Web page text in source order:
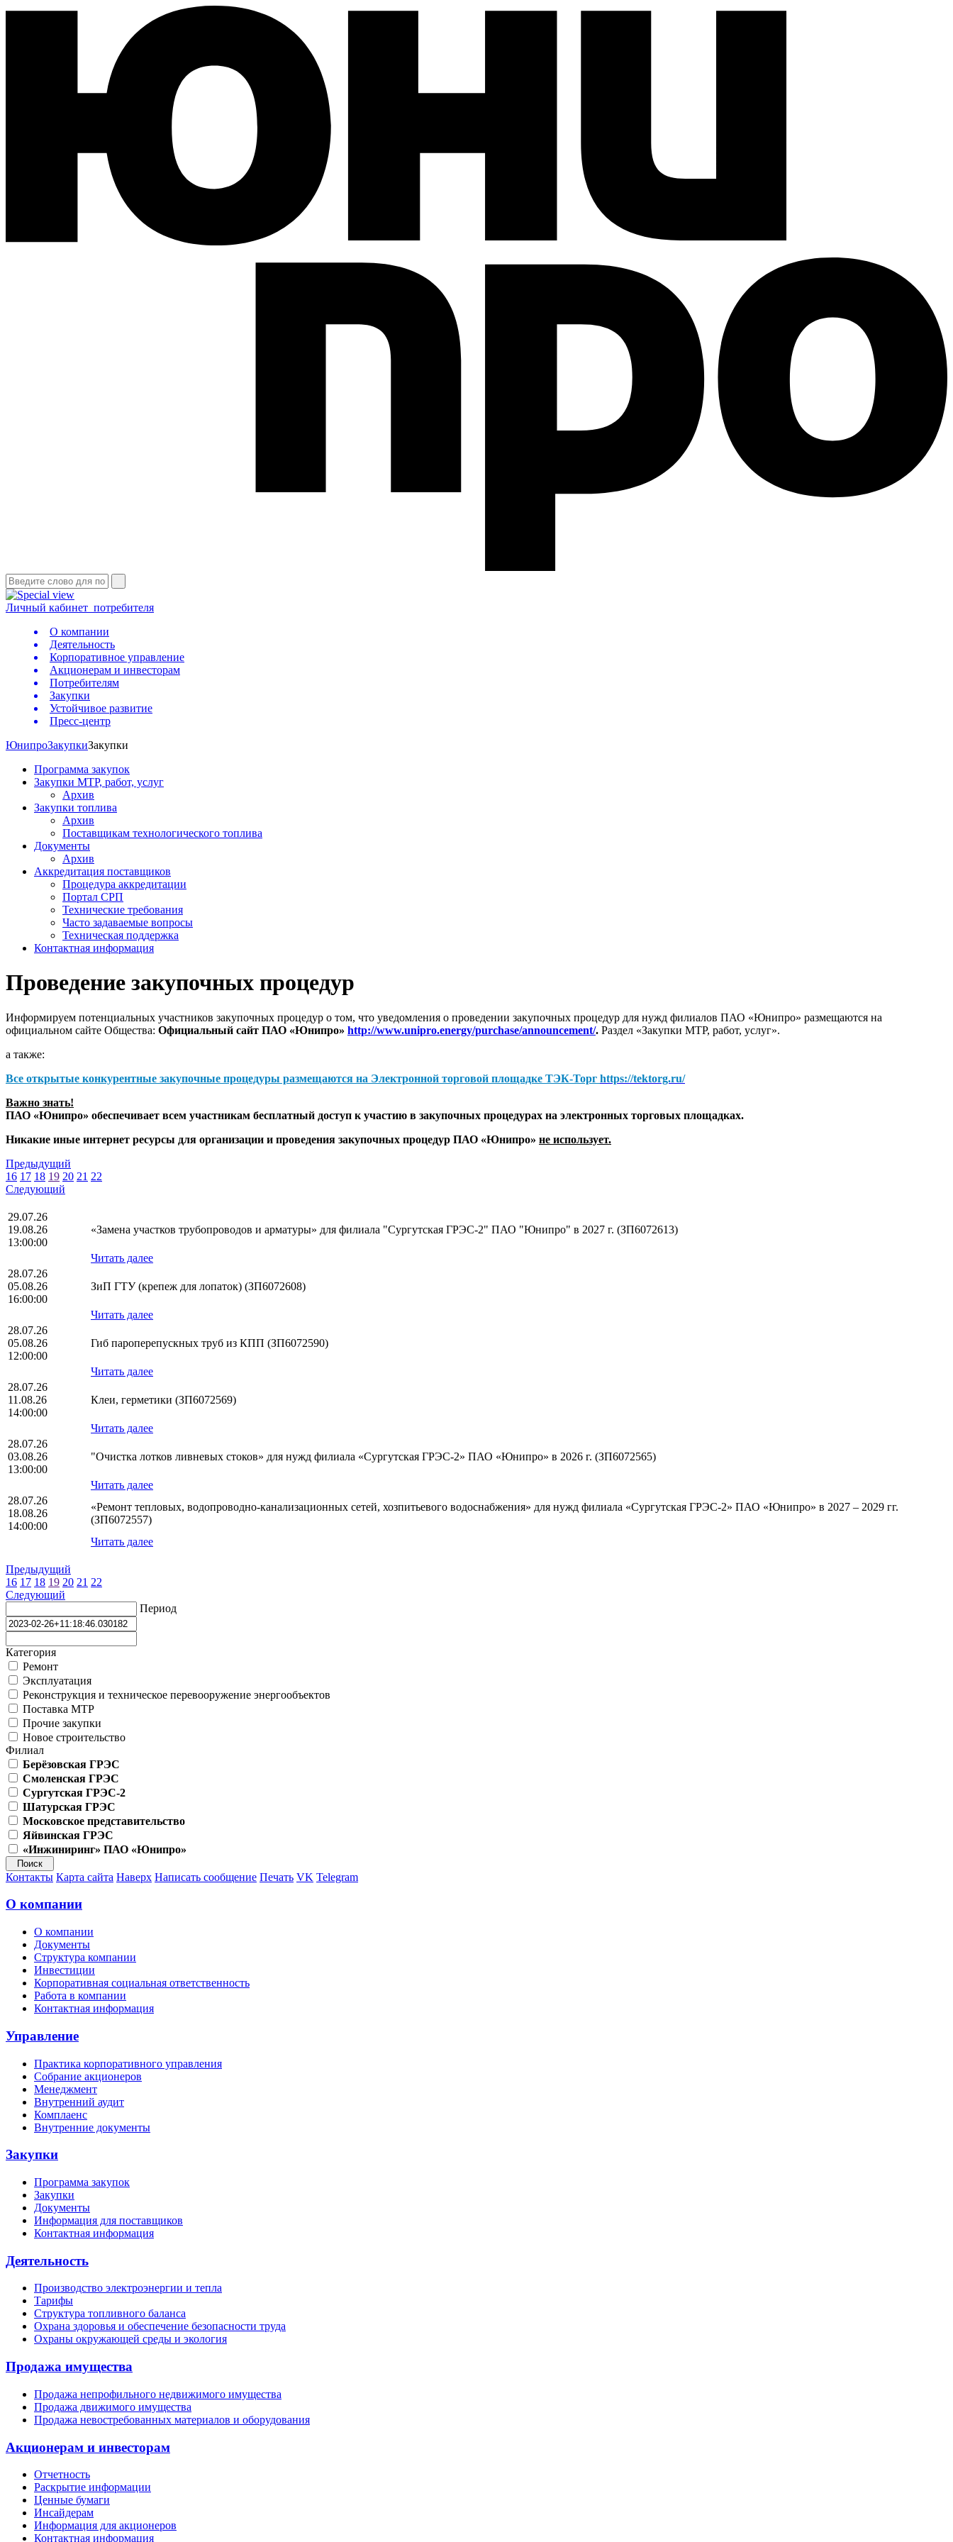
Личный кабинет потребителя
О компании
Деятельность
Корпоративное управление
Акционерам и инвесторам
Потребителям
Закупки
Устойчивое развитие
Пресс-центр
ЮнипроЗакупкиЗакупки
Программа закупок
Закупки МТР, работ, услуг
Архив
Закупки топлива
Архив
Поставщикам технологического топлива
Документы
Архив
Аккредитация поставщиков
Процедура аккредитации
Портал СРП
Технические требования
Часто задаваемые вопросы
Техническая поддержка
Контактная информация
Проведение закупочных процедур
Информируем потенциальных участников закупочных процедур о том, что уведомления о проведении закупочных процедур для нужд филиалов ПАО «Юнипро» размещаются на
официальном сайте Общества: Официальный сайт ПАО «Юнипро» http://www.unipro.energy/purchase/announcement/. Раздел «Закупки МТР, работ, услуг».
а также:
Все открытые конкурентные закупочные процедуры размещаются на Электронной торговой площадке ТЭК-Торг https://tektorg.ru/
Важно знать!
ПАО «Юнипро» обеспечивает всем участникам бесплатный доступ к участию в закупочных процедурах на электронных торговых площадках.
Никакие иные интернет ресурсы для организации и проведения закупочных процедур ПАО «Юнипро» не использует.
Предыдущий
16 17 18 19 20 21 22
Следующий
29.07.26
19.08.26
13:00:00
«Замена участков трубопроводов и арматуры» для филиала "Сургутская ГРЭС-2" ПАО "Юнипро" в 2027 г. (ЗП6072613)
Читать далее
28.07.26
05.08.26
16:00:00
ЗиП ГТУ (крепеж для лопаток) (ЗП6072608)
Читать далее
28.07.26
05.08.26
12:00:00
Гиб пароперепускных труб из КПП (ЗП6072590)
Читать далее
28.07.26
11.08.26
14:00:00
Клеи, герметики (ЗП6072569)
Читать далее
28.07.26
03.08.26
13:00:00
"Очистка лотков ливневых стоков» для нужд филиала «Сургутская ГРЭС-2» ПАО «Юнипро» в 2026 г. (ЗП6072565)
Читать далее
28.07.26
18.08.26
14:00:00
«Ремонт тепловых, водопроводно-канализационных сетей, хозпитьевого водоснабжения» для нужд филиала «Сургутская ГРЭС-2» ПАО «Юнипро» в 2027 – 2029 гг.
(ЗП6072557)
Читать далее
Предыдущий
16 17 18 19 20 21 22
Следующий
Период
Категория
Ремонт
Эксплуатация
Реконструкция и техническое перевооружение энергообъектов
Поставка МТР
Прочие закупки
Новое строительство
Филиал
Берёзовская ГРЭС
Смоленская ГРЭС
Сургутская ГРЭС-2
Шатурская ГРЭС
Московское представительство
Яйвинская ГРЭС
«Инжиниринг» ПАО «Юнипро»
Контакты Карта сайта Наверх Написать сообщение Печать VK Telegram
О компании
О компании
Документы
Структура компании
Инвестиции
Корпоративная социальная ответственность
Работа в компании
Контактная информация
Управление
Практика корпоративного управления
Собрание акционеров
Менеджмент
Внутренний аудит
Комплаенс
Внутренние документы
Закупки
Программа закупок
Закупки
Документы
Информация для поставщиков
Контактная информация
Деятельность
Производство электроэнергии и тепла
Тарифы
Структура топливного баланса
Охрана здоровья и обеспечение безопасности труда
Охраны окружающей среды и экология
Продажа имущества
Продажа непрофильного недвижимого имущества
Продажа движимого имущества
Продажа невостребованных материалов и оборудования
Акционерам и инвесторам
Отчетность
Раскрытие информации
Ценные бумаги
Инсайдерам
Информация для акционеров
Контактная информация